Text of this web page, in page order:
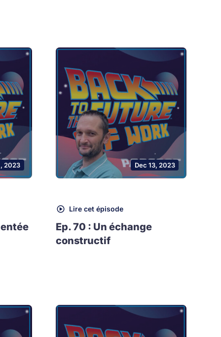
2023 Dec 13, 2023
Lire cet épisode
Ep. 70 : Un échange
constructif